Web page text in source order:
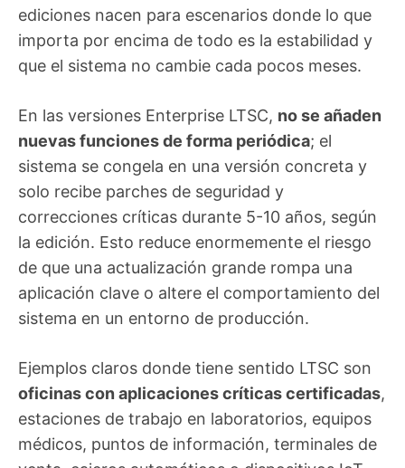
ediciones nacen para escenarios donde lo que
importa por encima de todo es la estabilidad y
que el sistema no cambie cada pocos meses.
En las versiones Enterprise LTSC, no se añaden
nuevas funciones de forma periódica; el
sistema se congela en una versión concreta y
solo recibe parches de seguridad y
correcciones críticas durante 5-10 años, según
la edición. Esto reduce enormemente el riesgo
de que una actualización grande rompa una
aplicación clave o altere el comportamiento del
sistema en un entorno de producción.
Ejemplos claros donde tiene sentido LTSC son
oficinas con aplicaciones críticas certificadas,
estaciones de trabajo en laboratorios, equipos
médicos, puntos de información, terminales de